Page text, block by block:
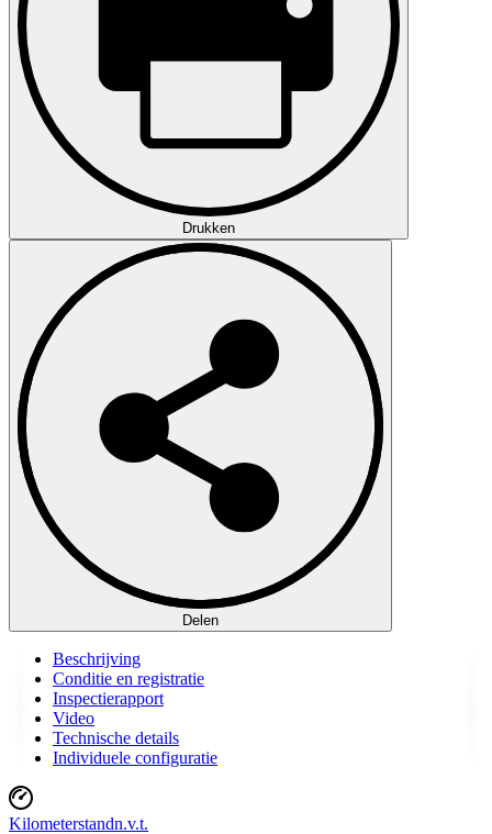
Drukken
Delen
Beschrijving
Conditie en registratie
Inspectierapport
Video
Technische details
Individuele configuratie
Kilometerstandn.v.t.